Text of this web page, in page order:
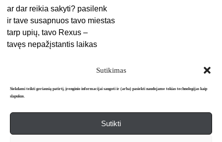
Sutikimas
Siekdami teikti geriausią patirtį, įrenginio informacijai saugoti ir (arba) pasiekti naudojame tokias technologijas kaip
slapukus.
Sutikti
ar dar reikia sakyti? pasilenk
ir tave susapnuos tavo miestas
tarp upių, tavo Rexus –
tavęs nepažįstantis laikas
Apie mus Redakcija Prenumerata